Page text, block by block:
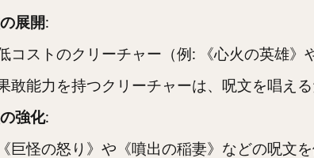
展開:
コストのクリーチャー（例: 《心火の英雄》
敢能力を持つクリーチャーは、呪文を唱え
強化:
《巨怪の怒り》や《噴出の稲妻》などの呪文